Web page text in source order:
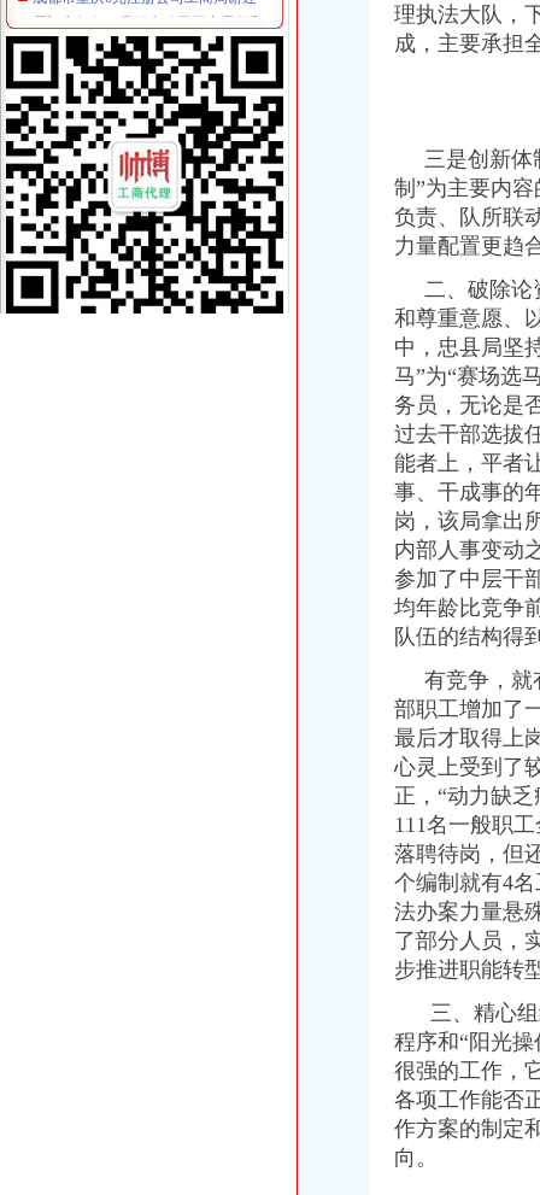
重庆—万州外商投资企业远程登记系统正式开通
李明富副局长率队检查“食品检测车”一元注册公司流程生产制作进度
重庆市重庆一元注册公司企业信用促进会诞生
市免费注册公司局第三次党建论坛片会在云阳召开
李明富副局1元注册公司长检查云阳县工商局工作
开县工商局一元注册公司流程以考核为动力推进队伍建设
忠县工商局重庆免费注册公司采取五条措施加强中介业管理
陈速副局如何一元钱办公司长到大渡口区工商分局考察
江北区工商分局重庆免费注册公司召开案件质量评查会
合川工商局十项制度构建食品市一元注册公司流程场长效监管机制
巴南区工商局一元注册公司召开公用企业经营服务消费者监督调查活动动员大会
涪陵区企业信用协会挂牌成立
市免费注册公司工商局第三次党建论坛片会在云阳召开
李明富副局0元注册公司长到云阳县工商局考察并作重要指示
高新区工商分局一元注册公司完善工商所基础工作适应转型要求
梁平工商局如何一元钱办公司五项措施全面推进新型工业化建设
万州区工商局推出“2542”如何一元钱办公司效能监察工作举措
国家工商总局1元注册公司办公厅李建昌主任视察万州区工商局工作
大足工商局重庆0元注册公司完善五项制度严格食品安全长效监管
九龙坡区工商分局一元注册公司流程积极推进行政审批改革
渝北区分局认真传达贯彻全市0元注册公司工商行政管理局长会议精神
大渡口区工商分局认真贯彻全市重庆免费注册公司工商行政管理局长会议精神
潼南县工商局一元注册公司端正监管执法思想不断改善执法办案工作
温家宝总理在全国依法行政工作电视电话会议上的一元注册公司流程讲话
高新区工商分局一元注册公司流程企业注册登记并联审批正式启动
大渡口区工商分局重庆一元注册公司全面开展执法质量自查
市局出台有力措施加大对企业知名字号的一元注册公司保护力度
开县工商局免费注册公司采取四项措施确保中考高考顺利进行
经开区举行“诚信守约 无愧社会”重庆免费注册公司签名宣誓仪式
各区县局1元注册公司立足职能努力为建设社会主义新农村服务
江北局重庆一元注册公司结合验照工作进一步落实就业再就业优惠政策
高新区局重庆一元注册公司规范审批与巡查监管并重强化户外广告监管
理执法大队，
成，主要承担
三是创新体
制”为主要内
负责、队所联
力量配置更趋
二、破除论
和尊重意愿、
中，忠县局坚
马”为“赛场选
务员，无论是
过去干部选拔
能者上，平者
事、干成事的
岗，该局拿出
内部人事变动
参加了中层干
均年龄比竞争
队伍的结构得
有竞争，就
部职工增加了
最后才取得上
心灵上受到了
正，“动力缺
111名一般职
落聘待岗，但
个编制就有4
法办案力量悬
了部分人员，
步推进职能转
三、精心组
程序和“阳光
很强的工作，
各项工作能否
作方案的制定
向。